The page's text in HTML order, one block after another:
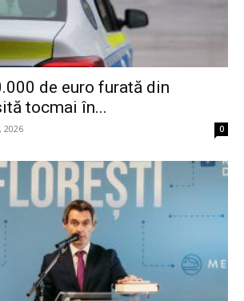
de euro furată din
tocmai în...
2026 0